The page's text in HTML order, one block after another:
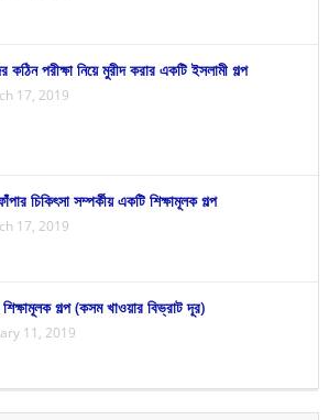
কঠিন পরীক্ষা নিয়ে মুরীদ করার একটি ইসলামী গল্প
17, 2019
চিকিৎসা সম্পর্কীয় একটি শিক্ষামূলক গল্প
17, 2019
গল্প (কসম খাওয়ার বিভ্রাট দূর)
11, 2019